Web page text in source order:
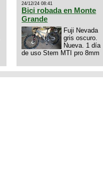
interesa 3434568861 saludos
24/12/24 08:41
Bici robada en Monte
Grande
Fuji Nevada
gris oscuro.
Nueva. 1 día
de uso Stem MTI pro 8mm